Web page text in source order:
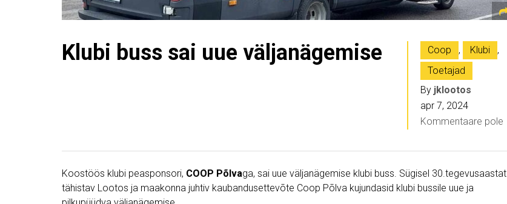
Klubi buss sai uue väljanägemise Coop , Klubi
,
Toetajad
By jklootos
apr 7, 2024
Kommentaare pole
Koostöös klubi peasponsori, COOP Põlvaga, sai uue väljanägemise klubi buss. Sügisel 30.tegevusaastat
tähistav Lootos ja maakonna juhtiv kaubandusettevõte Coop Põlva kujundasid klubi bussile uue ja